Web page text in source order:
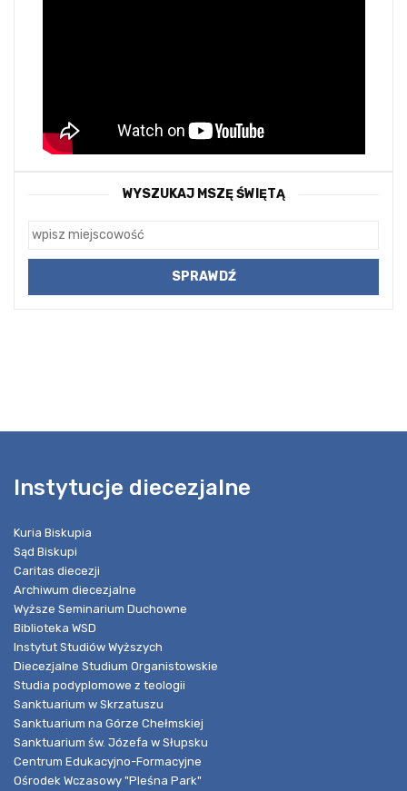
WYSZUKAJ MSZĘ ŚWIĘTĄ
Instytucje diecezjalne
Kuria Biskupia
Sąd Biskupi
Caritas diecezji
Archiwum diecezjalne
Wyższe Seminarium Duchowne
Biblioteka WSD
Instytut Studiów Wyższych
Diecezjalne Studium Organistowskie
Studia podyplomowe z teologii
Sanktuarium w Skrzatuszu
Sanktuarium na Górze Chełmskiej
Sanktuarium św. Józefa w Słupsku
Centrum Edukacyjno-Formacyjne
Ośrodek Wczasowy "Pleśna Park"